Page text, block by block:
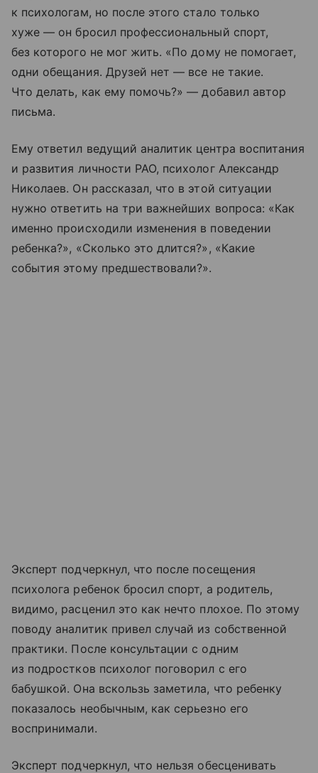
к психологам, но после этого стало только
хуже — он бросил профессиональный спорт,
без которого не мог жить. «По дому не помогает,
одни обещания. Друзей нет — все не такие.
Что делать, как ему помочь?» — добавил автор
письма.
Ему ответил ведущий аналитик центра воспитания
и развития личности РАО, психолог Александр
Николаев. Он рассказал, что в этой ситуации
нужно ответить на три важнейших вопроса: «Как
именно происходили изменения в поведении
ребенка?», «Сколько это длится?», «Какие
события этому предшествовали?».
Эксперт подчеркнул, что после посещения
психолога ребенок бросил спорт, а родитель,
видимо, расценил это как нечто плохое. По этому
поводу аналитик привел случай из собственной
практики. После консультации с одним
из подростков психолог поговорил с его
бабушкой. Она вскользь заметила, что ребенку
показалось необычным, как серьезно его
воспринимали.
Эксперт подчеркнул, что нельзя обесценивать